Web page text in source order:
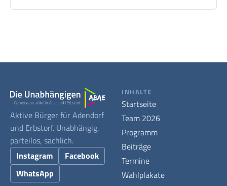
Aktive Bürger für Adendorf
und Erbstorf. Unabhängig,
parteilos, sachlich.
Instagram
Facebook
WhatsApp
INHALTE
Startseite
Team 2026
Programm
Beiträge
Termine
Wahlplakate